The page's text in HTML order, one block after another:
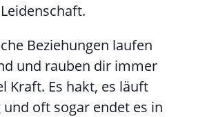
Leidenschaft.
Beziehungen laufen
und rauben dir immer
Kraft. Es hakt, es läuft
oft sogar endet es in